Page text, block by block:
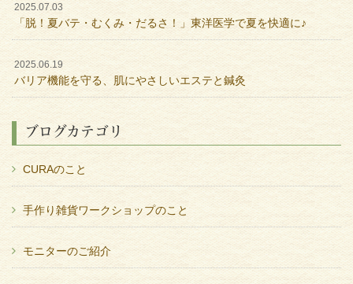
2025.07.03
「脱！夏バテ・むくみ・だるさ！」東洋医学で夏を快適に♪
2025.06.19
バリア機能を守る、肌にやさしいエステと鍼灸
ブログカテゴリ
CURAのこと
手作り雑貨ワークショップのこと
モニターのご紹介